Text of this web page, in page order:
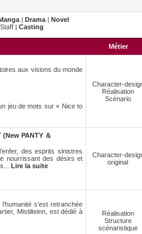
| Drama | Novel
Staff | Casting
Métier
aux visions du monde
jeu de mots sur « Nice to
Character-
Réalisation
Scénario
PANTY ＆
des esprits sinistres
nourrissant des désirs et
Lire la suite
Character-
original
s’est retranchée
Mistilteinn, est dédié à
Réalisation
Structure
scénaristique